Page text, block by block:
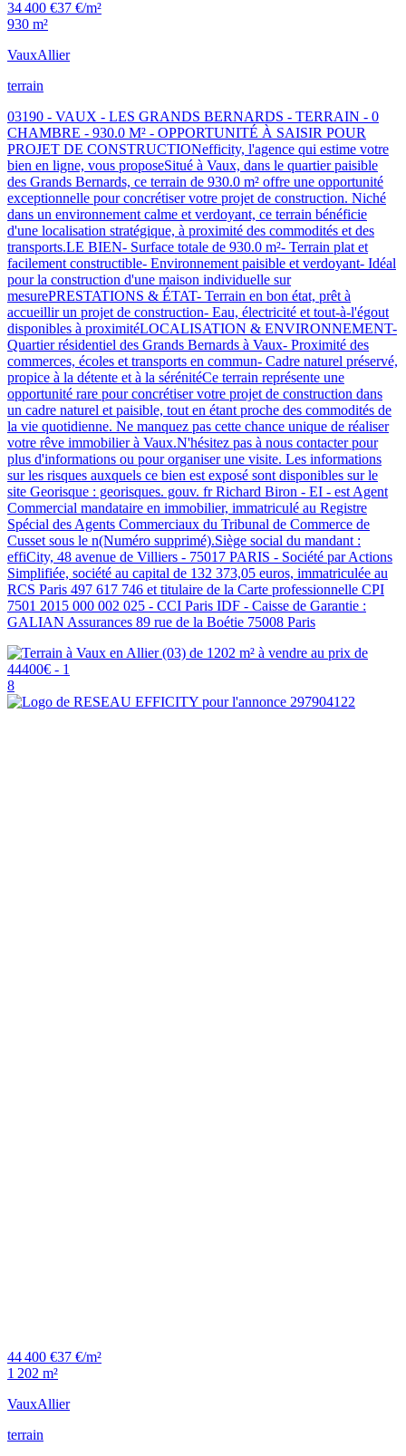
34 400 €37 €/m²
930 m²
VauxAllier
terrain
03190 - VAUX - LES GRANDS BERNARDS - TERRAIN - 0
CHAMBRE - 930.0 M² - OPPORTUNITÉ À SAISIR POUR
PROJET DE CONSTRUCTIONefficity, l'agence qui estime votre
bien en ligne, vous proposeSitué à Vaux, dans le quartier paisible
des Grands Bernards, ce terrain de 930.0 m² offre une opportunité
exceptionnelle pour concrétiser votre projet de construction. Niché
dans un environnement calme et verdoyant, ce terrain bénéficie
d'une localisation stratégique, à proximité des commodités et des
transports.LE BIEN- Surface totale de 930.0 m²- Terrain plat et
facilement constructible- Environnement paisible et verdoyant- Idéal
pour la construction d'une maison individuelle sur
mesurePRESTATIONS & ÉTAT- Terrain en bon état, prêt à
accueillir un projet de construction- Eau, électricité et tout-à-l'égout
disponibles à proximitéLOCALISATION & ENVIRONNEMENT-
Quartier résidentiel des Grands Bernards à Vaux- Proximité des
commerces, écoles et transports en commun- Cadre naturel préservé,
propice à la détente et à la sérénitéCe terrain représente une
opportunité rare pour concrétiser votre projet de construction dans
un cadre naturel et paisible, tout en étant proche des commodités de
la vie quotidienne. Ne manquez pas cette chance unique de réaliser
votre rêve immobilier à Vaux.N'hésitez pas à nous contacter pour
plus d'informations ou pour organiser une visite. Les informations
sur les risques auxquels ce bien est exposé sont disponibles sur le
site Georisque : georisques. gouv. fr Richard Biron - EI - est Agent
Commercial mandataire en immobilier, immatriculé au Registre
Spécial des Agents Commerciaux du Tribunal de Commerce de
Cusset sous le n(Numéro supprimé).Siège social du mandant :
effiCity, 48 avenue de Villiers - 75017 PARIS - Société par Actions
Simplifiée, société au capital de 132 373,05 euros, immatriculée au
RCS Paris 497 617 746 et titulaire de la Carte professionnelle CPI
7501 2015 000 002 025 - CCI Paris IDF - Caisse de Garantie :
GALIAN Assurances 89 rue de la Boétie 75008 Paris
8
44 400 €37 €/m²
1 202 m²
VauxAllier
terrain